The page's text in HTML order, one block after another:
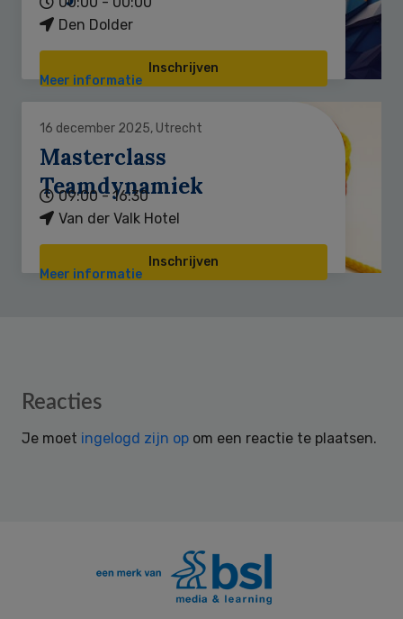
Den Dolder
Inschrijven
Meer informatie
16 december 2025, Utrecht
Masterclass
Teamdynamiek
09:00 - 16:30
Van der Valk Hotel
Inschrijven
Meer informatie
Reader
Reacties
Je moet ingelogd zijn op om een reactie te plaatsen.